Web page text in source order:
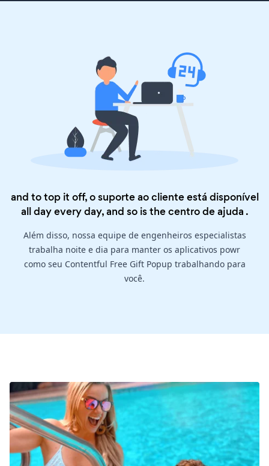
and to top it off, o suporte ao cliente está disponível
all day every day, and so is thecentro de ajuda .
Além disso, nossa equipe de engenheiros especialistas
trabalha noite e dia para manter os aplicativos powr
como seu Contentful Free Gift Popup trabalhando para
você.